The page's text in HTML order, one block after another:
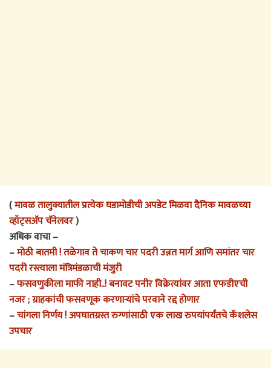
(मावळ तालुक्यातील प्रत्येक घडामोडीची अपडेट मिळवा दैनिक मावळच्या
व्हॉट्सअ‍ॅप चॅनेलवर)
अधिक वाचा –
–मोठी बातमी ! तळेगाव ते चाकण चार पदरी उन्नत मार्ग आणि समांतर चार
पदरी रस्त्याला मंत्रिमंडळाची मंजुरी
–फसवणुकीला माफी नाही..! बनावट पनीर विक्रेत्यांवर आता एफडीएची
नजर ; ग्राहकांची फसवणूक करणाऱ्यांचे परवाने रद्द होणार
–चांगला निर्णय ! अपघातग्रस्त रुग्णांसाठी एक लाख रुपयांपर्यंतचे कॅशलेस
उपचार